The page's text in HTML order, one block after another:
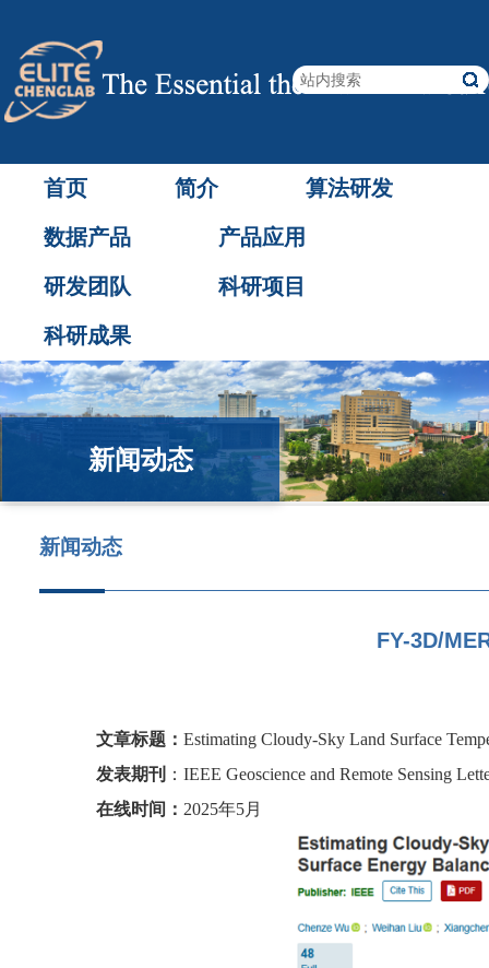
首页 简介 算法研发
数据产品 产品应用
研发团队 科研项目
科研成果
新闻动态
新闻动态
FY-3D/
文章标题： Estimating Cloudy-Sky Land Surface
发表期刊
： IEEE Geoscience and Remote Sensing
在线时间： 2025年5月